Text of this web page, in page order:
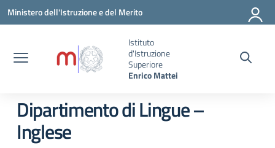
Vai ai contenuti
Vai al menu di navigazione
Vai al footer
Ministero dell'Istruzione e del Merito
Istituto
d'Istruzione
Superiore
Enrico Mattei
Dipartimento di Lingue –
Inglese